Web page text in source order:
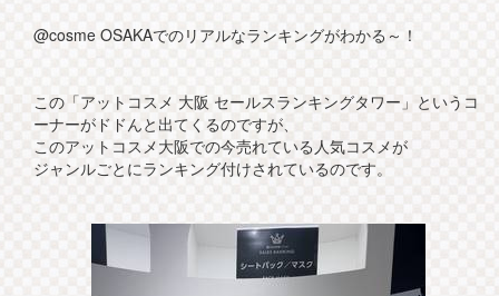
@cosme OSAKAでのリアルなランキングがわかる～！
この「アットコスメ 大阪 セールスランキングタワー」というコ
ーナーがドドんと出てくるのですが、
このアットコスメ大阪での今売れている人気コスメが
ジャンルごとにランキング付けされているのです。